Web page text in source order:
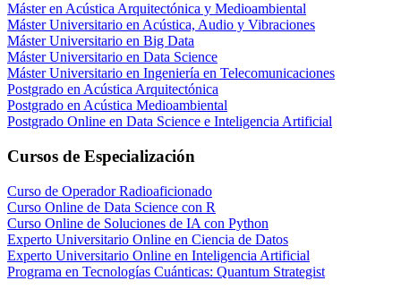
Máster en Acústica Arquitectónica y Medioambiental
Máster Universitario en Acústica, Audio y Vibraciones
Máster Universitario en Big Data
Máster Universitario en Data Science
Máster Universitario en Ingeniería en Telecomunicaciones
Postgrado en Acústica Arquitectónica
Postgrado en Acústica Medioambiental
Postgrado Online en Data Science e Inteligencia Artificial
Cursos de Especialización
Curso de Operador Radioaficionado
Curso Online de Data Science con R
Curso Online de Soluciones de IA con Python
Experto Universitario Online en Ciencia de Datos
Experto Universitario Online en Inteligencia Artificial
Programa en Tecnologías Cuánticas: Quantum Strategist